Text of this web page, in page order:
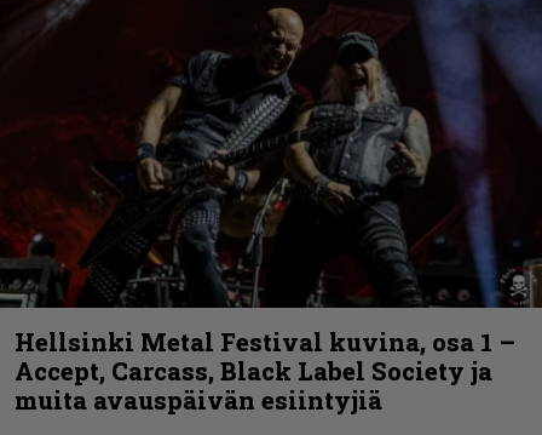
Hellsinki Metal Festival kuvina, osa 1 –
Accept, Carcass, Black Label Society ja
muita avauspäivän esiintyjiä